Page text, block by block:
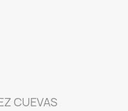
CUEVAS